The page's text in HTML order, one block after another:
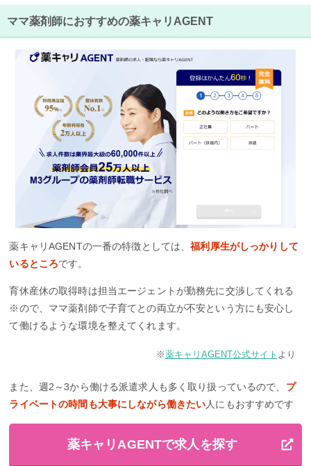
ママ薬剤師におすすめの薬キャリAGENT
薬キャリAGENTの一番の特徴としては、福利厚生がしっかりして
いるところです。
育休産休の取得時は担当エージェントが勤務先に交渉してくれる
※ので、ママ薬剤師で子育てとの両立が不安という方にも安心し
て働けるような環境を整えてくれます。
※薬キャリAGENT公式サイト より
また、週2～3から働ける派遣求人も多く取り扱っているので、 プ
ライベートの時間も大事にしながら働きたい人にもおすすめです
薬キャリAGENTで求人を探す